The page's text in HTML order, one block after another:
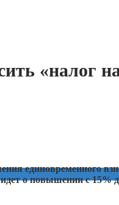
«налог
единовременного
о повышении с 15%